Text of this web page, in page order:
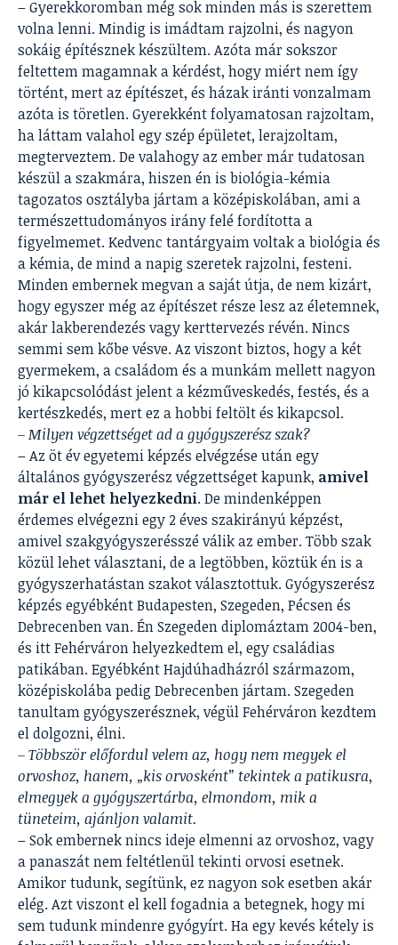
– Gyerekkoromban még sok minden más is szerettem
volna lenni. Mindig is imádtam rajzolni, és nagyon
sokáig építésznek készültem. Azóta már sokszor
feltettem magamnak a kérdést, hogy miért nem így
történt, mert az építészet, és házak iránti vonzalmam
azóta is töretlen. Gyerekként folyamatosan rajzoltam,
ha láttam valahol egy szép épületet, lerajzoltam,
megterveztem. De valahogy az ember már tudatosan
készül a szakmára, hiszen én is biológia-kémia
tagozatos osztályba jártam a középiskolában, ami a
természettudományos irány felé fordította a
figyelmemet. Kedvenc tantárgyaim voltak a biológia és
a kémia, de mind a napig szeretek rajzolni, festeni.
Minden embernek megvan a saját útja, de nem kizárt,
hogy egyszer még az építészet része lesz az életemnek,
akár lakberendezés vagy kerttervezés révén. Nincs
semmi sem kőbe vésve. Az viszont biztos, hogy a két
gyermekem, a családom és a munkám mellett nagyon
jó kikapcsolódást jelent a kézműveskedés, festés, és a
kertészkedés, mert ez a hobbi feltölt és kikapcsol.
– Milyen végzettséget ad a gyógyszerész szak?
– Az öt év egyetemi képzés elvégzése után egy
általános gyógyszerész végzettséget kapunk, amivel
már el lehet helyezkedni. De mindenképpen
érdemes elvégezni egy 2 éves szakirányú képzést,
amivel szakgyógyszerésszé válik az ember. Több szak
közül lehet választani, de a legtöbben, köztük én is a
gyógyszerhatástan szakot választottuk. Gyógyszerész
képzés egyébként Budapesten, Szegeden, Pécsen és
Debrecenben van. Én Szegeden diplomáztam 2004-ben,
és itt Fehérváron helyezkedtem el, egy családias
patikában. Egyébként Hajdúhadházról származom,
középiskolába pedig Debrecenben jártam. Szegeden
tanultam gyógyszerésznek, végül Fehérváron kezdtem
el dolgozni, élni.
– Többször előfordul velem az, hogy nem megyek el
orvoshoz, hanem, „kis orvosként” tekintek a patikusra,
elmegyek a gyógyszertárba, elmondom, mik a
tüneteim, ajánljon valamit.
– Sok embernek nincs ideje elmenni az orvoshoz, vagy
a panaszát nem feltétlenül tekinti orvosi esetnek.
Amikor tudunk, segítünk, ez nagyon sok esetben akár
elég. Azt viszont el kell fogadnia a betegnek, hogy mi
sem tudunk mindenre gyógyírt. Ha egy kevés kétely is